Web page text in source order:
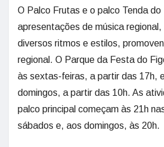
O Palco Frutas e o palco Tenda
apresentações de música
diversos ritmos e estilos,
regional. O Parque da Festa do
às sextas-feiras, a partir das 17h,
domingos, a partir das 10h. As
palco principal começam às 21h
sábados e, aos domingos, às 20h.